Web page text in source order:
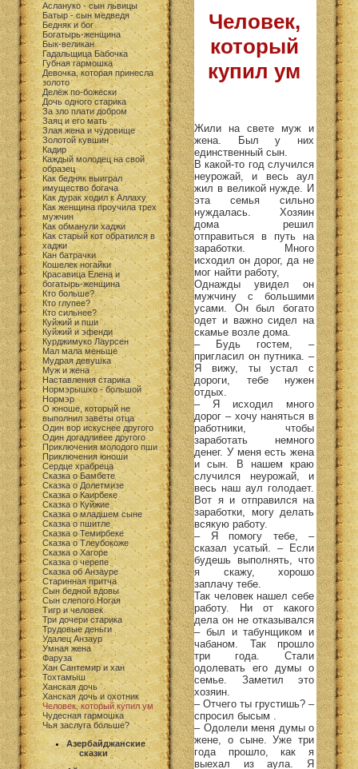
Аслануко - сын львицы
Батыр - сын медведя
Бедняк и бог
Богатырь-женщина
Бык-великан
Гадальщица Бабочка
Губная гармошка
Девочка, которая принесла
золото
Делёж по-божески
Дочь одного старика
За зло плати добром
Заяц и его мать
Злая жена и чудовище
Золотой кувшин
Кадир
Каждый молодец на свой
образец
Как бедняк выиграл
имущество богача
Как дурак ходил к Аллаху
Как женщина проучила трех
мужчин
Как обманули хаджи
Как старый кот обратился в
хаджи
Кан батрачки
Кошелек ногайки
Красавица Елена и
богатырь-женщина
Кто больше?
Кто глупее?
Кто сильнее?
Куйжий и пши
Куйжий и эфенди
Курджимуко Лаурсен
Мал мала меньше
Мудрая девушка
Муж и жена
Наставления старика
Нормэрышхо - большой
Нормэр
О юноше, который не
выполнил заветы отца
Один вор искуснее другого
Один догадливее другого
Приключения молодого пши
Приключения юноши
Сердце храбреца
Сказка о Бамбете
Сказка о Долетмизе
Сказка о Каирбеке
Сказка о Куйжие
Сказка о младшем сыне
Сказка о пшитле
Сказка о Темирбеке
Сказка о Тлеубокоже
Сказка о Хагоре
Сказка о черепе
Сказка об Анзауре
Старинная притча
Сын бедной вдовы
Сын слепого Ногая
Тигр и человек
Три дочери старика
Трудовые деньги
Удалец Анзаур
Умная жена
Фаруза
Хан Сантемир и хан
Тохтамыш
Ханская дочь
Ханская дочь и охотник
Человек, который купил ум
Чудесная гармошка
Чья заслуга больше?
Азербайджанские
сказки
Человек,
который
купил ум
Жили на свете муж и
жена. Был у них
единственный сын.
В какой-то год случился
неурожай, и весь аул
жил в великой нужде. И
эта семья сильно
нуждалась. Хозяин
дома решил
отправиться в путь на
заработки. Много
исходил он дорог, да не
мог найти работу,
Однажды увидел он
мужчину с большими
усами. Он был богато
одет и важно сидел на
скамье возле дома.
– Будь гостем, –
пригласил он путника. –
Я вижу, ты устал с
дороги, тебе нужен
отдых.
– Я исходил много
дорог – хочу наняться в
работники, чтобы
заработать немного
денег. У меня есть жена
и сын. В нашем краю
случился неурожай, и
весь наш аул голодает.
Вот я и отправился на
заработки, могу делать
всякую работу.
– Я помогу тебе, –
сказал усатый. – Если
будешь выполнять, что
я скажу, хорошо
заплачу тебе.
Так человек нашел себе
работу. Ни от какого
дела он не отказывался
– был и табунщиком и
чабаном. Так прошло
три года. Стали
одолевать его думы о
семье. Заметил это
хозяин.
– Отчего ты грустишь? –
спросил бысым .
– Одолели меня думы о
жене, о сыне. Уже три
года прошло, как я
выехал из аула. Я